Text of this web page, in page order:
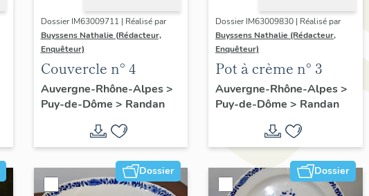
Dossier IM63009711 | Réalisé par
Buyssens Nathalie (Rédacteur,
Enquêteur)
Couvercle n° 4
Auvergne-Rhône-Alpes>
Puy-de-Dôme > Randan
Dossier IM63009830 | Réalisé par
Buyssens Nathalie (Rédacteur,
Enquêteur)
Pot à crème n° 3
Auvergne-Rhône-Alpes>
Puy-de-Dôme > Randan
Dossier Dossier